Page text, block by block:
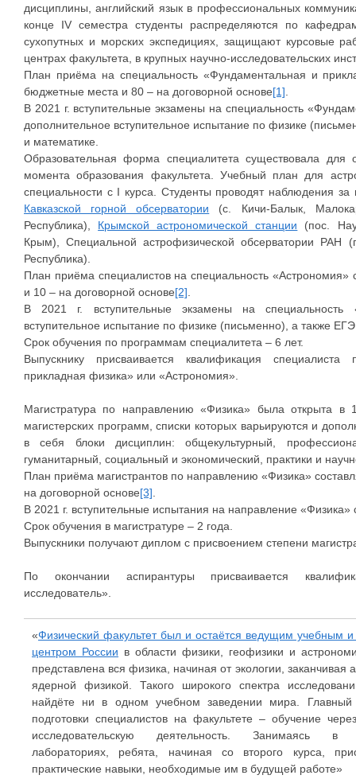
дисциплины, английский язык в профессиональных
конце IV семестра студенты распределяются по
сухопутных и морских экспедициях, защищают курсовые
центрах факультета, в крупных научно-исследовательских
План приёма на специальность «Фундаментальная и
бюджетные места и 80 – на договорной основе[1]
В 2021 г. вступительные экзамены на специальность
дополнительное вступительное испытание по физике
и математике.
Образовательная форма специалитета существовала
момента образования факультета. Учебный план для
специальности с I курса. Студенты проводят наблюдения
Кавказской горной обсерватории (с. Кичи-Балык,
Республика), Крымской астрономической станции (пос.
Крым), Специальной астрофизической обсерватории РАН
Республика).
План приёма специалистов на специальность
и 10 – на договорной основе[2]
В 2021 г. вступительные экзамены на специальность
вступительное испытание по физике (письменно), а также
Срок обучения по программам специалитета – 6 лет.
Выпускнику присваивается квалификация
прикладная физика» или «Астрономия».
Магистратура по направлению «Физика» была открыта в
магистерских программ, списки которых варьируются и
в себя блоки дисциплин: общекультурный,
гуманитарный, социальный и экономический, практики и
План приёма магистрантов по направлению «Физика»
на договорной основе[3]
В 2021 г. вступительные испытания на направление «Физика»
Срок обучения в магистратуре – 2 года.
Выпускники получают диплом с присвоением степени
По окончании аспирантуры присваивается
исследователь».
«Физический факультет был и остаётся ведущим учебным
центром России в области физики, геофизики и
представлена вся физика, начиная от экологии, заканчивая
ядерной физикой. Такого широкого спектра
найдёте ни в одном учебном заведении мира. Главный
подготовки специалистов на факультете – обучение
исследовательскую деятельность. Занимаясь в
лабораториях, ребята, начиная со второго курса,
практические навыки, необходимые им в будущей работе»